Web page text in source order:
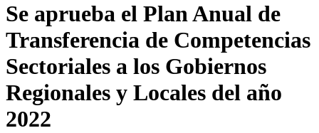
Se aprueba el Plan Anual de
Transferencia de Competencias
Sectoriales a los Gobiernos
Regionales y Locales del año
2022